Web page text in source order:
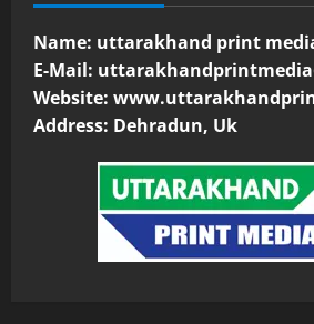
Name: uttarakhand print
E-Mail:
Website:
Address: Dehradun, Uk